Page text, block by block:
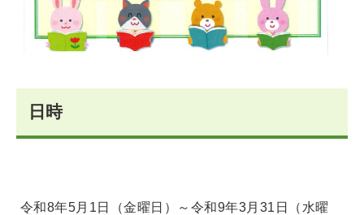
日時
令和8年5月1日（金曜日）～令和9年3月31日（水曜